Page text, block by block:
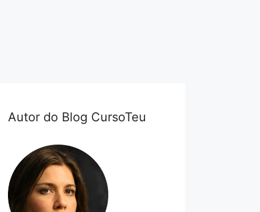
Autor do Blog CursoTeu